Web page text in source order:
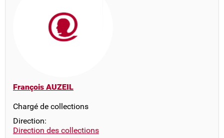
François AUZEIL
Chargé de collections
Direction:
Direction des collections